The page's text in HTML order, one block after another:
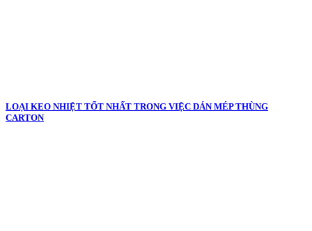
LOẠI KEO NHIỆT TỐT NHẤT TRONG VIỆC DÁN MÉP THÙNG
CARTON